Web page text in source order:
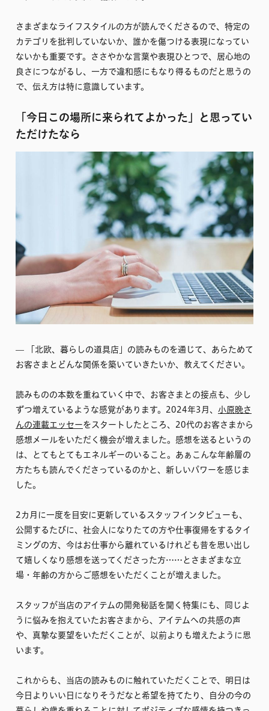
さまざまなライフスタイルの方が読んでくださるので、特定の
カテゴリを批判していないか、誰かを傷つける表現になってい
ないかも重要です。ささやかな言葉や表現ひとつで、居心地の
良さにつながるし、一方で違和感にもなり得るものだと思うの
で、伝え方は特に意識しています。
「今日この場所に来られてよかった」と思ってい
ただけたなら
–– 「北欧、暮らしの道具店」の読みものを通じて、あらためて
お客さまとどんな関係を築いていきたいか、教えてください。
読みものの本数を重ねていく中で、お客さまとの接点も、少し
ずつ増えているような感覚があります。2024年3月、 小原晩さ
んの連載エッセーをスタートしたところ、20代のお客さまから
感想メールをいただく機会が増えました。感想を送るというの
は、とてもとてもエネルギーのいること。あぁこんな年齢層の
方たちも読んでくださっているのかと、新しいパワーを感じま
した。
2カ月に一度を目安に更新しているスタッフインタビューも、
公開するたびに、社会人になりたての方や仕事復帰をするタイ
ミングの方、今はお仕事から離れているけれども昔を思い出し
て嬉しくなり感想を送ってくださった方……とさまざまな立
場・年齢の方からご感想をいただくことが増えました。
スタッフが当店のアイテムの開発秘話を聞く特集にも、同じよ
うに悩みを抱えていたお客さまから、アイテムへの共感の声
や、真摯な要望をいただくことが、以前よりも増えたように思
います。
これからも、当店の読みものに触れていただくことで、明日は
今日よりいい日になりそうだなと希望を持てたり、自分の今の